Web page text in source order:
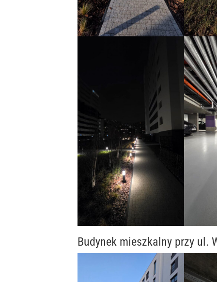
Budynek mieszkalny przy ul.